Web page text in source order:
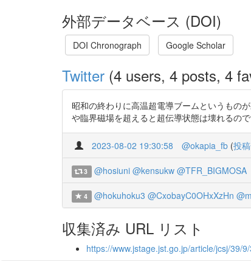
外部データベース (DOI)
DOI Chronograph Google Scholar
Twitter (4 users, 4 posts, 4
昭和の終わりに高温超電導ブームというもの
や臨界磁場を超えると超伝導状態は壊れるの
2023-08-02 19:30:58 @okapia_fb (投
3 @hosiuni @kensukw @TFR_BIGMOSA
4 @hokuhoku3 @CxobayC0OHxXzHn
収集済み URL リスト
https://www.jstage.jst.go.jp/article/jcsj/39/